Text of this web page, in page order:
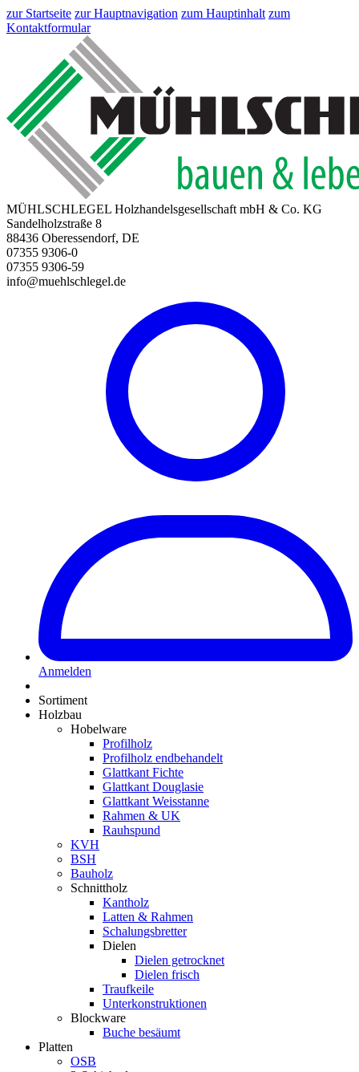
zur Startseite zur Hauptnavigation zum Hauptinhalt zum
Kontaktformular
MÜHLSCHLEGEL Holzhandelsgesellschaft mbH & Co. KG
Sandelholzstraße 8
88436 Oberessendorf, DE
07355 9306-0
07355 9306-59
info@muehlschlegel.de
Anmelden
Sortiment
Holzbau
Hobelware
Profilholz
Profilholz endbehandelt
Glattkant Fichte
Glattkant Douglasie
Glattkant Weisstanne
Rahmen & UK
Rauhspund
KVH
BSH
Bauholz
Schnittholz
Kantholz
Latten & Rahmen
Schalungsbretter
Dielen
Dielen getrocknet
Dielen frisch
Traufkeile
Unterkonstruktionen
Blockware
Buche besäumt
Platten
OSB